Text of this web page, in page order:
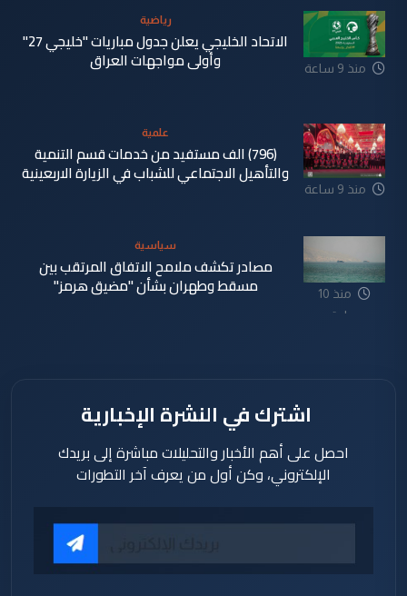
منذ 9 ساعة
رياضية
الاتحاد الخليجي يعلن جدول مباريات "خليجي 27"
وأولى مواجهات العراق
منذ 9 ساعة
علمية
(796) الف مستفيد من خدمات قسم التنمية
والتأهيل الاجتماعي للشباب في الزيارة الاربعينية
منذ 10
ساعة
سياسية
مصادر تكشف ملامح الاتفاق المرتقب بين
مسقط وطهران بشأن "مضيق هرمز"
اشترك في النشرة الإخبارية
احصل على أهم الأخبار والتحليلات مباشرة إلى بريدك
الإلكتروني، وكن أول من يعرف آخر التطورات